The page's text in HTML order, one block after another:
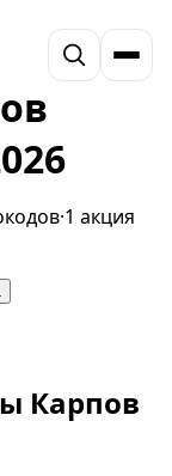
·1 акция
Карпов